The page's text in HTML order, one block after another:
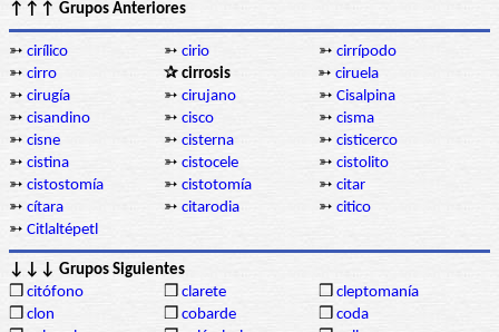
↑↑↑ Grupos Anteriores
➳ cirílico ➳ cirio ➳ cirrípodo
➳ cirro ✰ cirrosis ➳ ciruela
➳ cirugía ➳ cirujano ➳ Cisalpina
➳ cisandino ➳ cisco ➳ cisma
➳ cisne ➳ cisterna ➳ cisticerco
➳ cistina ➳ cistocele ➳ cistolito
➳ cistostomía ➳ cistotomía ➳ citar
➳ cítara ➳ citarodia ➳ citico
➳ Citlaltépetl
↓↓↓ Grupos Siguientes
❒ citófono ❒ clarete ❒ cleptomanía
❒ clon ❒ cobarde ❒ coda